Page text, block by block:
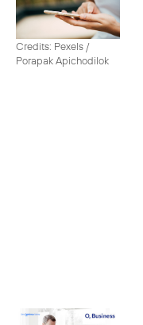
Credits: Pexels /
Porapak Apichodilok